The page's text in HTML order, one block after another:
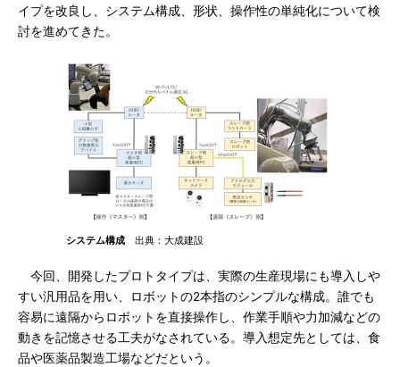
イプを改良し、システム構成、形状、操作性の単純化について検
討を進めてきた。
システム構成 出典：大成建設
今回、開発したプロトタイプは、実際の生産現場にも導入しや
すい汎用品を用い、ロボットの2本指のシンプルな構成。誰でも
容易に遠隔からロボットを直接操作し、作業手順や力加減などの
動きを記憶させる工夫がなされている。導入想定先としては、食
品や医薬品製造工場などだという。